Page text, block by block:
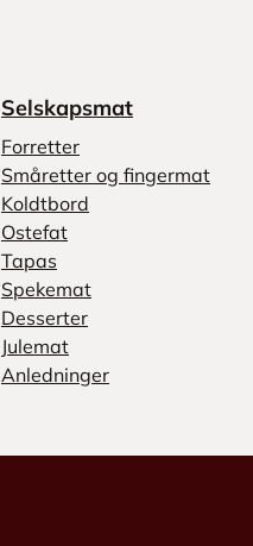
Selskapsmat
Forretter
Småretter og fingermat
Koldtbord
Ostefat
Tapas
Spekemat
Desserter
Julemat
Anledninger